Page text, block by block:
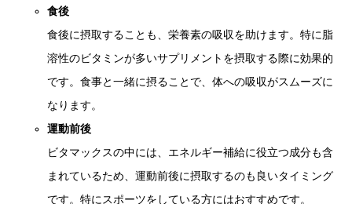
食後
食後に摂取することも、栄養素の吸収を助けます。特に脂
溶性のビタミンが多いサプリメントを摂取する際に効果的
です。食事と一緒に摂ることで、体への吸収がスムーズに
なります。
運動前後
ビタマックスの中には、エネルギー補給に役立つ成分も含
まれているため、運動前後に摂取するのも良いタイミング
です。特にスポーツをしている方にはおすすめです。